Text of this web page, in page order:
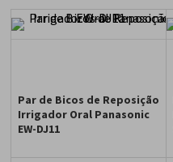
Par de Bicos de Reposição
Irrigador Oral Panasonic
EW-DJ11